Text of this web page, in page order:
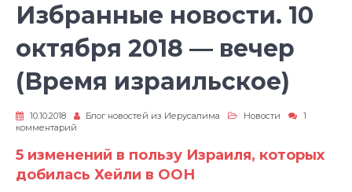
Избранные новости. 10
октября 2018 — вечер
(Время израильское)
10.10.2018 Блог новостей из Иерусалима Новости
1
комментарий
Избранные
новости.
10
5 изменений в пользу Израиля, которых
добилась Хейли в ООН